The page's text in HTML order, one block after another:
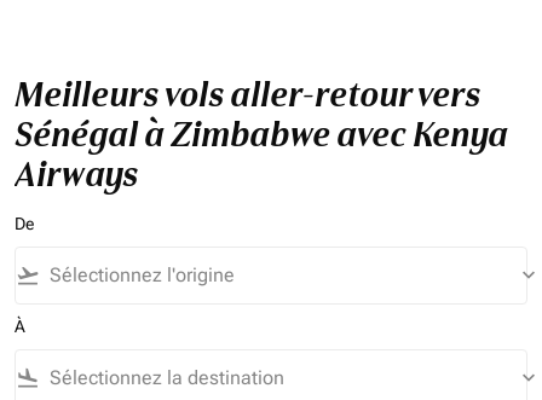
Meilleurs vols aller-retour vers
Sénégal à Zimbabwe avec Kenya
Airways
De
flight_takeoff keyboard_arrow_down
À
flight_land keyboard_arrow_down